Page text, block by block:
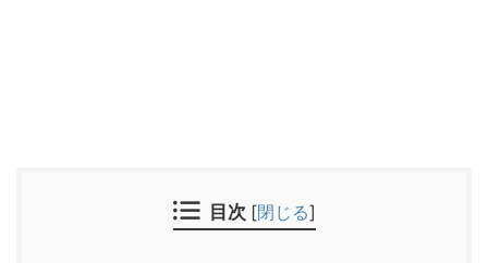
目次 [閉じる]